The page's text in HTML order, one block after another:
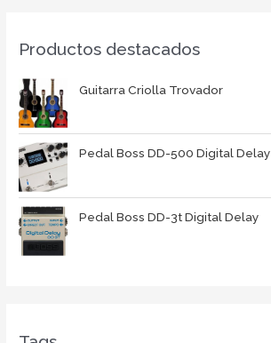
Productos destacados
Guitarra Criolla Trovador
Pedal Boss DD-500 Digital Delay
Pedal Boss DD-3t Digital Delay